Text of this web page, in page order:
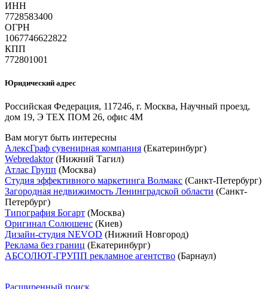
ИНН
7728583400
ОГРН
1067746622822
КПП
772801001
Юридический адрес
Российская Федерация, 117246, г. Москва, Научный проезд,
дом 19, Э ТЕХ ПОМ 26, офис 4М
Вам могут быть интересны
АлексГраф сувенирная компания (Екатеринбург)
Webredaktor(Нижний Тагил)
Атлас Групп (Москва)
Студия эффективного маркетинга Волмакс (Санкт-Петербург)
Загородная недвижимость Ленинградской области (Санкт-
Петербург)
Типография Богарт (Москва)
Оригинал Солюшенс (Киев)
Дизайн-студия NEVOD (Нижний Новгород)
Реклама без границ (Екатеринбург)
АБСОЛЮТ-ГРУПП рекламное агентство (Барнаул)